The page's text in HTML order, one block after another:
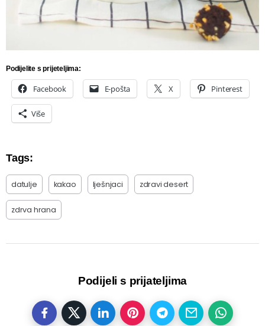
Podijelite s prijeteljima:
Facebook E-pošta X Pinterest
Više
Tags:
datulje kakao lješnjaci zdravi desert
zdrva hrana
Podijeli s prijateljima